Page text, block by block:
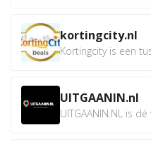
kortingcity.nl
UITGAANIN.nl